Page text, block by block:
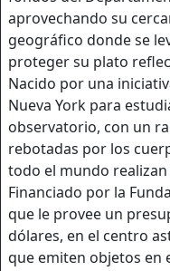
aprovechando su
geográfico donde se
proteger su plato
Nacido por una
Nueva York para
observatorio, con un
rebotadas por los
todo el mundo
Financiado por la
que le provee un
dólares, en el centro
que emiten objetos en